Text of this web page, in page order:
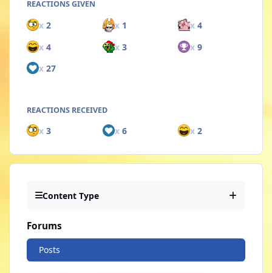
REACTIONS GIVEN
x 2 x1 x 4
x 4 x3 x 9
x 27
REACTIONS RECEIVED
x 3 x6 x 2
Content Type
Forums
Posts